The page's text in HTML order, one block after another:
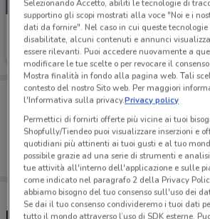
Douglas
Scade il 22/09
Porta DoveConviene sempre con
Puoi trovare le migliori offerte dei
salvarle e creare la tua lista del
dal tuo cellulare.
SCARICA
Selezionando Accetto, abiliti le tecnologie di
supportino gli scopi mostrati alla voce "Noi e i
dati da fornire". Nel caso in cui queste tecnologie
disabilitate, alcuni contenuti e annunci
essere rilevanti. Puoi accedere nuovamente a
modificare le tue scelte o per revocare il
Mostra finalità in fondo alla pagina web. Tali
contesto del nostro Sito web. Per maggiori
l'Informativa sulla privacy.Privacy policy
Permettici di fornirti offerte più vicine ai tuoi
Shopfully/Tiendeo puoi visualizzare inserzioni e
quotidiani più attinenti ai tuoi gusti e al tuo
possibile grazie ad una serie di strumenti e
tue attività all'interno dell'applicazione e sulle
come indicato nel paragrafo 2 della Privacy
abbiamo bisogno del tuo consenso sull'uso dei
Se dai il tuo consenso condivideremo i tuoi dati
tutto il mondo attraverso l’uso di SDK esterne.